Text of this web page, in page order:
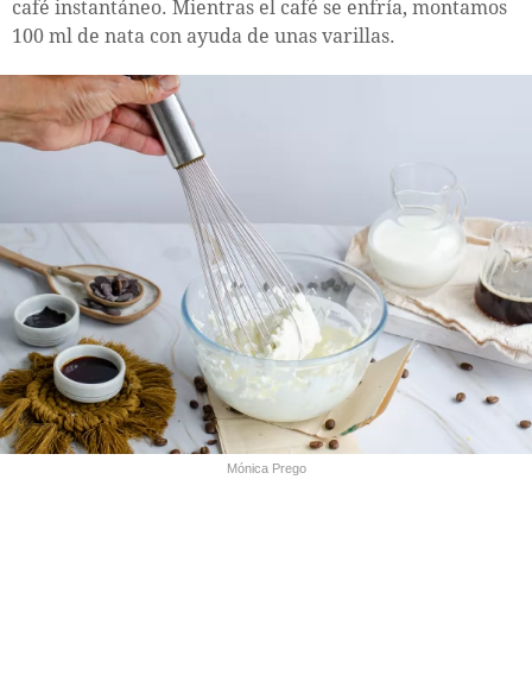
café instantáneo. Mientras el café se enfría, montamos
100 ml de nata con ayuda de unas varillas.
Mónica Prego